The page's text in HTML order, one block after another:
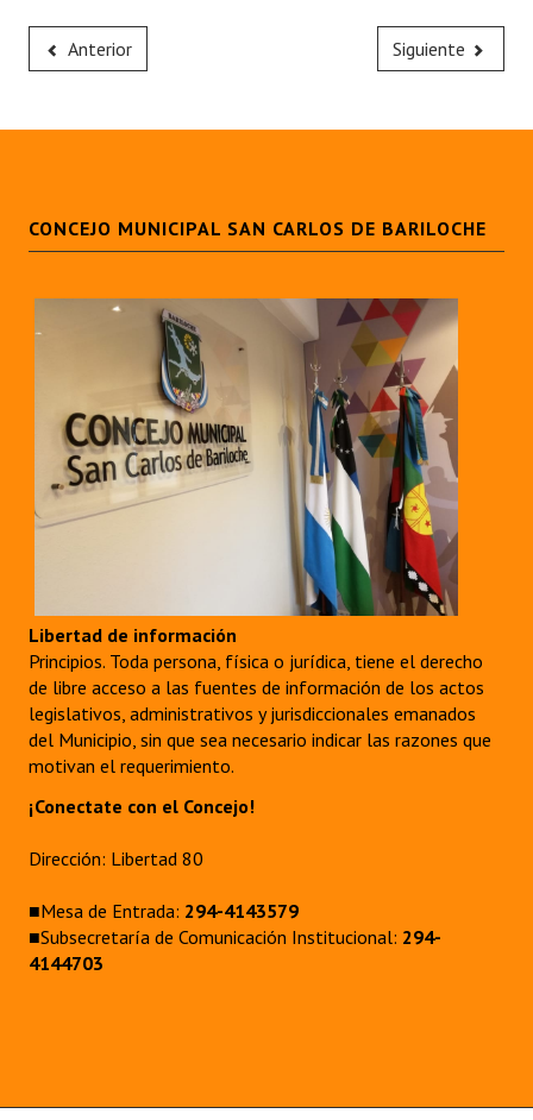
Banca del Vecino - Registro
Huéspedes de Honor - Registro
Antiguos Pobladores - Registro
Bariloche, Municipio intercultural
REFORMA DE LA CARTA ORGÁNICA
Anterior Siguiente
CONCEJO MUNICIPAL SAN CARLOS DE BARILOCHE
Libertad de información
Principios. Toda persona, física o jurídica, tiene el derecho
de libre acceso a las fuentes de información de los actos
legislativos, administrativos y jurisdiccionales emanados
del Municipio, sin que sea necesario indicar las razones que
motivan el requerimiento.
¡Conectate con el Concejo!
Dirección: Libertad 80
■Mesa de Entrada: 294-4143579
■Subsecretaría de Comunicación Institucional: 294-
4144703